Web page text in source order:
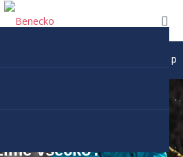
Kejnos je 9-16 každé úterý,
všecko?